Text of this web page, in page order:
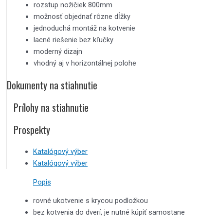
rozstup nožičiek 800mm
možnosť objednať rôzne dĺžky
jednoduchá montáž na kotvenie
lacné riešenie bez kľučky
moderný dizajn
vhodný aj v horizontálnej polohe
Dokumenty na stiahnutie
Prílohy na stiahnutie
Prospekty
Katalógový výber
Katalógový výber
Popis
rovné ukotvenie s krycou podložkou
bez kotvenia do dverí, je nutné kúpiť samostane